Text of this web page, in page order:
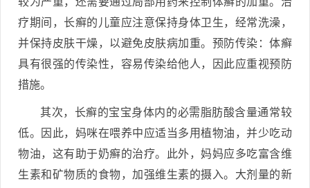
疗期间，长癣的儿童应注意保持身体卫生，经常洗澡，
并保持皮肤干燥，以避免皮肤病加重。预防传染：体癣
具有很强的传染性，容易传染给他人，因此应重视预防
措施。
其次，长癣的宝宝身体内的必需脂肪酸含量通常较
低。因此，妈咪在喂养中应适当多用植物油，并少吃动
物油，这有助于奶癣的治疗。此外，妈妈应多吃富含维
生素和矿物质的食物，加强维生素的摄入。大剂量的新